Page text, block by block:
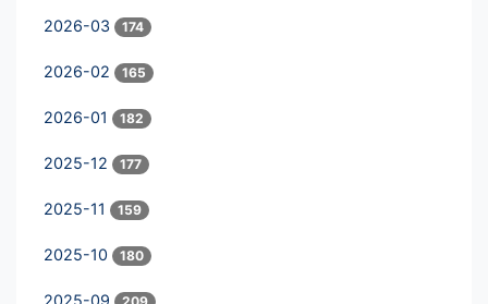
2026-03 174
2026-02 165
2026-01 182
2025-12 177
2025-11 159
2025-10 180
2025-09